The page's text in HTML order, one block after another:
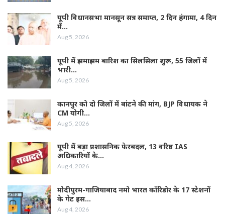
यूपी विधानसभा मानसून सत्र समाप्त, 2 दिन हंगामा, 4 दिन
में…
Aug 5, 2026
यूपी में झमाझम बारिश का सिलसिला शुरू, 55 जिलों में
भारी…
Aug 5, 2026
कानपुर को दो जिलों में बांटने की मांग, BJP विधायक ने
CM योगी…
Aug 5, 2026
यूपी में बड़ा प्रशासनिक फेरबदल, 13 वरिष्ठ IAS
अधिकारियों के…
Aug 4, 2026
मोदीपुरम-गाजियाबाद नमो भारत कॉरिडोर के 17 स्टेशनों
के गेट इस…
Aug 4, 2026